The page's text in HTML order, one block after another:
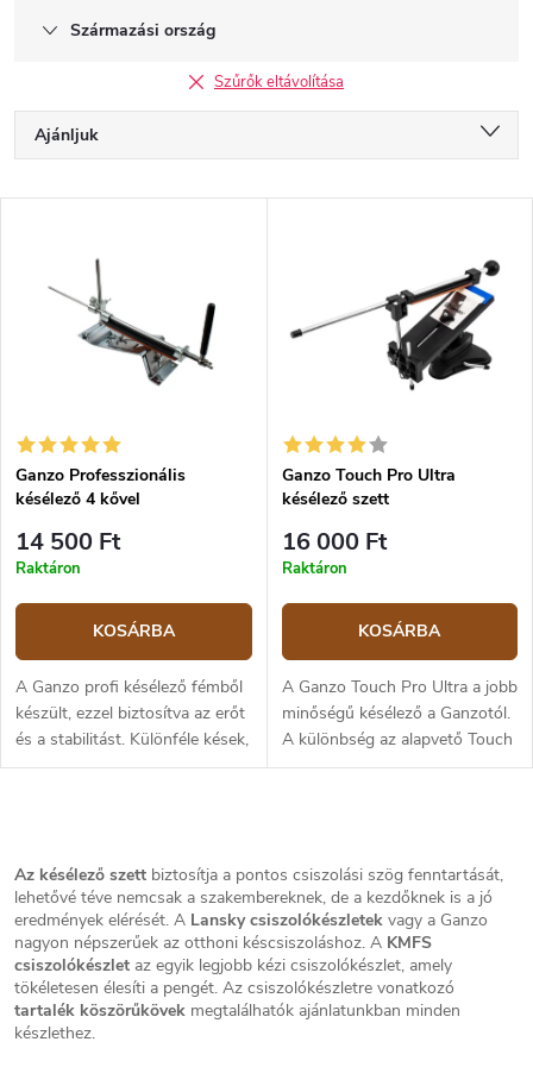
Származási ország
Szűrők eltávolítása
m
e
z
é
s
e
Ajánljuk
Legnépszerűbb termékek
ABC szerint
s
t
á
j
Ganzo Professzionális
késélező 4 kővel
14 500 Ft
Raktáron
KOSÁRBA
A Ganzo profi késélező fémből
készült, ezzel biztosítva az erőt
és a stabilitást. Különféle kések,
ollók és egyéb szerszámok
Ganzo Touch Pro Ultra
késélező szett
16 000 Ft
Raktáron
KOSÁRBA
A Ganzo Touch Pro Ultra a jobb
minőségű késélező a Ganzotól.
A különbség az alapvető Touch
Pro modelltől a rögzítés
s
t
a
i
r
á
n
y
Az késélező szett biztosítja a pontos csiszolási szög fenntartását,
lehetővé téve nemcsak a szakembereknek, de a kezdőknek is a jó
eredmények elérését. A Lansky csiszolókészletek vagy a Ganzo
nagyon népszerűek az otthoni késcsiszoláshoz. A KMFS
csiszolókészlet az egyik legjobb kézi csiszolókészlet, amely
tökéletesen élesíti a pengét. Az csiszolókészletre vonatkozó
tartalék köszörűkövek megtalálhatók ajánlatunkban minden
készlethez.